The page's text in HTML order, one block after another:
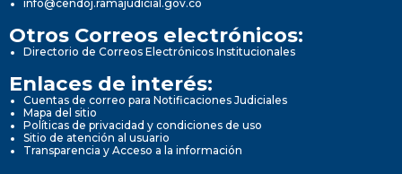
info@cendoj.ramajudicial.gov.co
Otros Correos electrónicos:
Directorio de Correos Electrónicos Institucionales
Enlaces de interés:
Cuentas de correo para Notificaciones Judiciales
Mapa del sitio
Políticas de privacidad y condiciones de uso
Sitio de atención al usuario
Transparencia y Acceso a la información